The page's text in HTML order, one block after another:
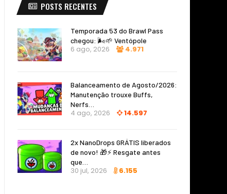
POSTS RECENTES
Temporada 53 do Brawl Pass
chegou: 🌬️🌱 Ventópole
6 ago, 2026 4.971
Balanceamento de Agosto/2026:
Manutenção trouxe Buffs,
Nerfs…
4 ago, 2026 14.597
2x NanoDrops GRÁTIS liberados
de novo! 🎁⚡ Resgate antes
que…
30 jul, 2026 6.155